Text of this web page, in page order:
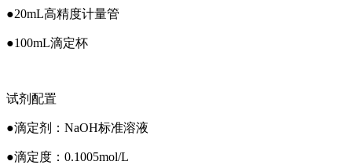
●20mL高精度计量管
●100mL滴定杯
试剂配置
●滴定剂：NaOH标准溶液
●滴定度：0.1005mol/L